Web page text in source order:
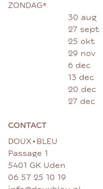
ZONDAG*
30 aug
27 sept
25 okt
29 nov
6 dec
13 dec
20 dec
27 dec
CONTACT
DOUX • BLEU
Passage 1
5401 GK Uden
06 57 25 10 19